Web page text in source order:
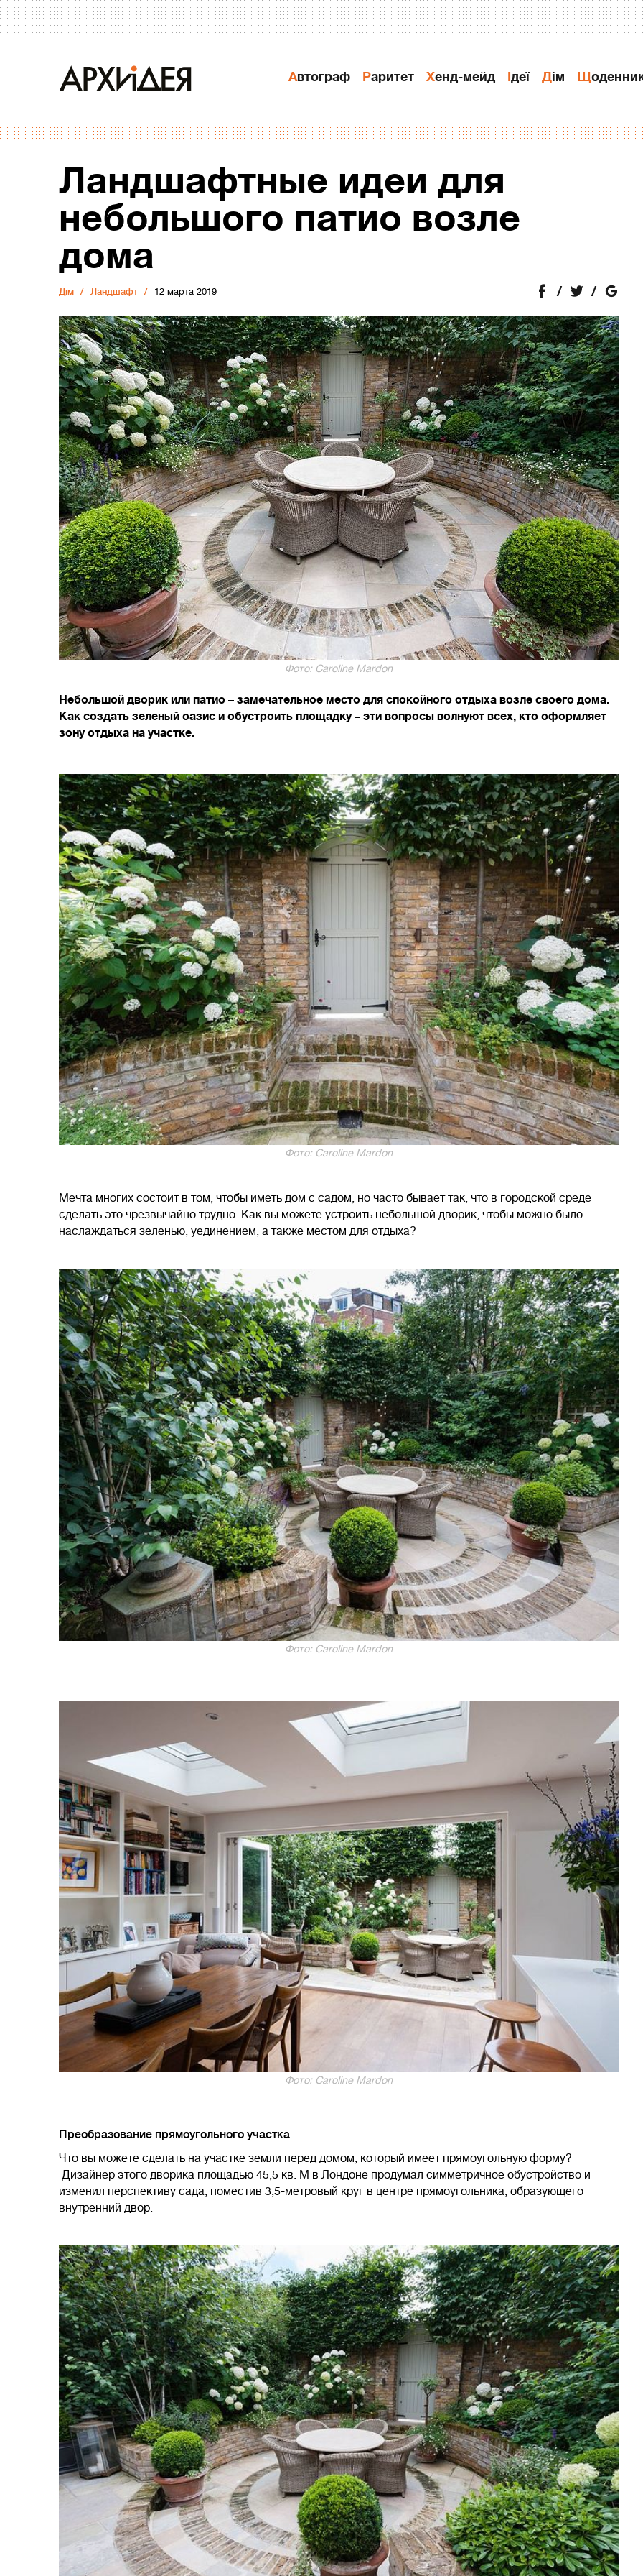
Автограф Раритет Хенд-мейд Ідеї Дiм
Ландшафтные идеи для
небольшого патио возле
дома
Дiм Ландшафт 12 марта 2019
Фото: Caroline Mardon
Небольшой дворик или патио – замечательное место для спокойного отдыха возле своего дома.
Как создать зеленый оазис и обустроить площадку – эти вопросы волнуют всех, кто оформляет
зону отдыха на участке.
Фото: Caroline Mardon
Мечта многих состоит в том, чтобы иметь дом с садом, но часто бывает так, что в городской среде
сделать это чрезвычайно трудно. Как вы можете устроить небольшой дворик, чтобы можно было
наслаждаться зеленью, уединением, а также местом для отдыха?
Фото: Caroline Mardon
Фото: Caroline Mardon
Преобразование прямоугольного участка
Что вы можете сделать на участке земли перед домом, который имеет прямоугольную форму?
Дизайнер этого дворика площадью 45,5 кв. М в Лондоне продумал симметричное обустройство и
изменил перспективу сада, поместив 3,5-метровый круг в центре прямоугольника, образующего
внутренний двор.